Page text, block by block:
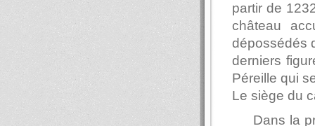
partir de
château
dépossédés
derniers
Péreille qui
Le siège du
Dans la